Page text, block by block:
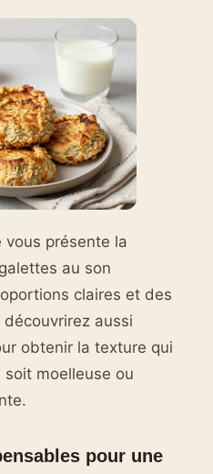
présente la
au son
claires et des
aussi
obtenir la texture qui
soit moelleuse ou
pour une